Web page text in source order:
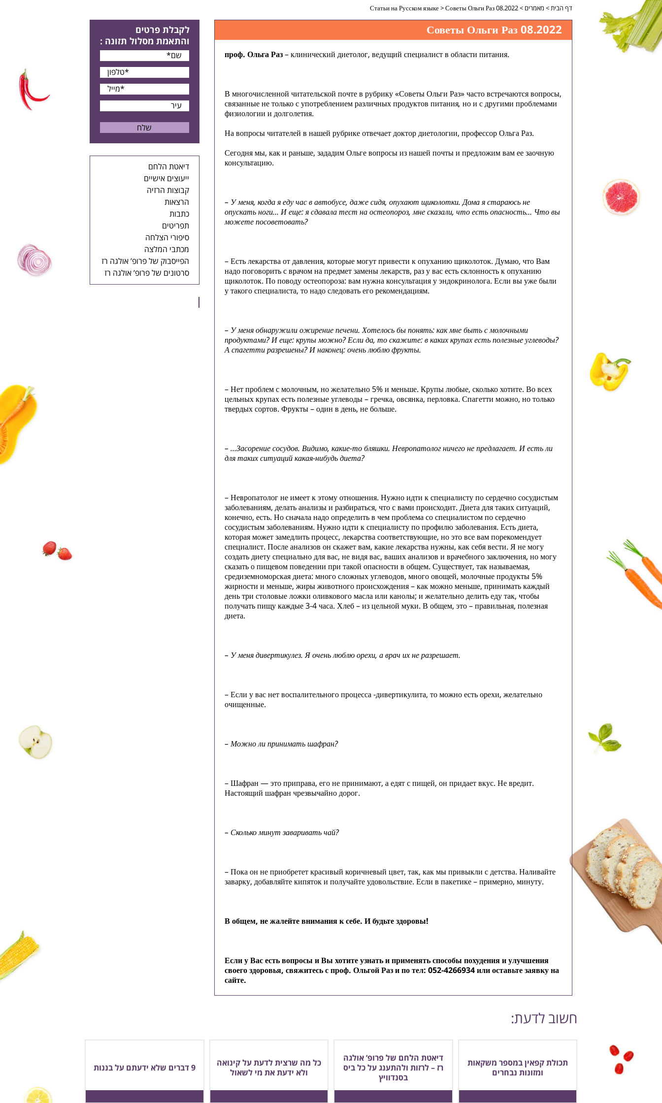
דף הבית> מאמרים >
Статьи на Русском языке>Советы Ольги Раз 08.2022
Советы Ольги Раз 08.2022
проф. Ольга Раз– клинический диетолог, ведущий специалист в области питания.
В многочисленной читательской почте в рубрику «Советы Ольги Раз» часто встречаются вопросы,
связанные не только с употреблением различных продуктов питания, но и с другими проблемами
физиологии и долголетия.
На вопросы читателей в нашей рубрике отвечает доктор диетологии, профессор Ольга Раз.
Сегодня мы, как и раньше, зададим Ольге вопросы из нашей почты и предложим вам ее заочную
консультацию.
– У меня, когда я еду час в автобусе, даже сидя, опухают щиколотки. Дома я стараюсь не
опускать ноги… И еще: я сдавала тест на остеопороз, мне сказали, что есть опасность… Что вы
можете посоветовать?
– Есть лекарства от давления, которые могут привести к опуханию щиколоток. Думаю, что Вам
надо поговорить с врачом на предмет замены лекарств, раз у вас есть склонность к опуханию
щиколоток. По поводу остеопороза: вам нужна консультация у эндокринолога. Если вы уже были
у такого специалиста, то надо следовать его рекомендациям.
– У меня обнаружили ожирение печени. Хотелось бы понять: как мне быть с молочными
продуктами? И еще: крупы можно? Если да, то скажите: в каких крупах есть полезные углеводы?
А спагетти разрешены? И наконец: очень люблю фрукты.
– Нет проблем с молочным, но желательно 5% и меньше. Крупы любые, сколько хотите. Во всех
цельных крупах есть полезные углеводы – гречка, овсянка, перловка. Спагетти можно, но только
твердых сортов. Фрукты – один в день, не больше.
– …Засорение сосудов. Видимо, какие-то бляшки. Невропатолог ничего не предлагает. И есть ли
для таких ситуаций какая-нибудь диета?
– Невропатолог не имеет к этому отношения. Нужно идти к специалисту по сердечно сосудистым
заболеваниям, делать анализы и разбираться, что с вами происходит. Диета для таких ситуаций,
конечно, есть. Но сначала надо определить в чем проблема со специалистом по сердечно
сосудистым заболеваниям. Нужно идти к специалисту по профилю заболевания. Есть диета,
которая может замедлить процесс, лекарства соответствующие, но это все вам порекомендует
специалист. После анализов он скажет вам, какие лекарства нужны, как себя вести. Я не могу
создать диету специально для вас, не видя вас, ваших анализов и врачебного заключения, но могу
сказать о пищевом поведении при такой опасности в общем. Существует, так называемая,
средиземноморская диета: много сложных углеводов, много овощей, молочные продукты 5%
жирности и меньше, жиры животного происхождения – как можно меньше, принимать каждый
день три столовые ложки оливкового масла или канолы; и желательно делить еду так, чтобы
получать пищу каждые 3-4 часа. Хлеб – из цельной муки. В общем, это – правильная, полезная
диета.
– У меня дивертикулез. Я очень люблю орехи, а врач их не разрешает.
– Если у вас нет воспалительного процесса -дивертикулита, то можно есть орехи, желательно
очищенные.
– Можно ли принимать шафран?
– Шафран — это приправа, его не принимают, а едят с пищей, он придает вкус. Не вредит.
Настоящий шафран чрезвычайно дорог.
– Сколько минут заваривать чай?
– Пока он не приобретет красивый коричневый цвет, так, как мы привыкли с детства. Наливайте
заварку, добавляйте кипяток и получайте удовольствие. Если в пакетике – примерно, минуту.
В общем, не жалейте внимания к себе. И будьте здоровы!
Если у Вас есть вопросы и Вы хотите узнать и применять способы похудения и улучшения
своего здоровья, свяжитесь с проф. Ольгой Раз и по тел: 052-4266934или оставьте заявку на
сайте.
לקבלת פרטים
והתאמת מסלול תזונה :
דיאטת הלחם
ייעוצים אישיים
קבוצות הרזיה
הרצאות
כתבות
תפריטים
סיפורי הצלחה
מכתבי המלצה
הפייסבוק של פרופ’ אולגה רז
סרטונים של פרופ’ אולגה רז
חשוב לדעת:
תכולת קפאין במספר משקאות
ומזונות נבחרים
דיאטת הלחם של פרופ’ אולגה
רז – לרזות ולהתענג על כל ביס
בסנדוויץ
כל מה שרצית לדעת על קינואה
ולא ידעת את מי לשאול
9 דברים שלא ידעתם על בננות